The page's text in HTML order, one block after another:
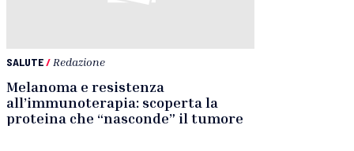
SALUTE/ Redazione
Melanoma e resistenza
all’immunoterapia: scoperta la
proteina che “nasconde” il tumore